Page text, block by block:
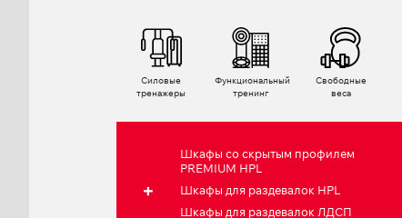
Силовые
тренажеры
Функциональный
тренинг
Свободные
веса
Шкафы со скрытым профилем
PREMIUM HPL
Шкафы для раздевалок HPL
Шкафы для раздевалок ЛДСП